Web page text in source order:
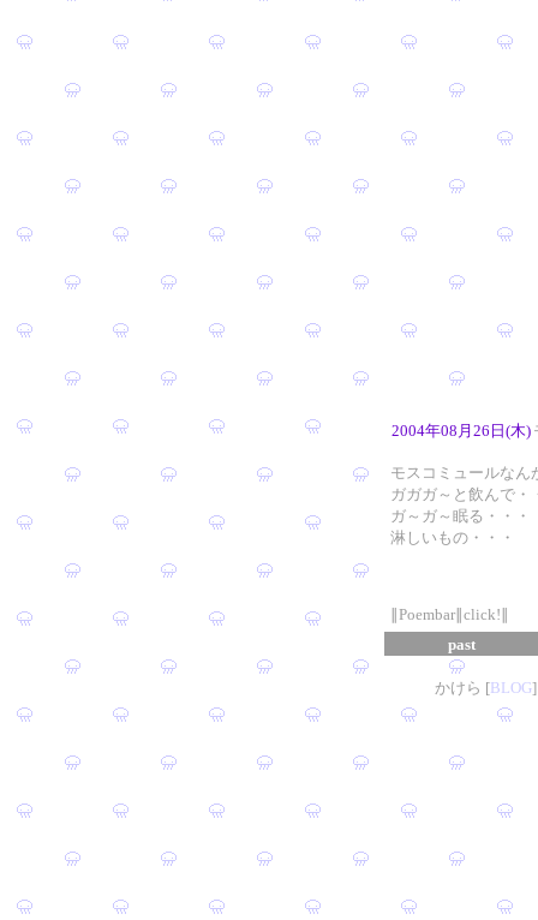
2004年08月26日(木)
モスコミュールな
ガガガ～と飲んで・
ガ～ガ～眠る・・・
淋しいもの・・・
∥Poembar∥click!∥
past
かけら [BLOG